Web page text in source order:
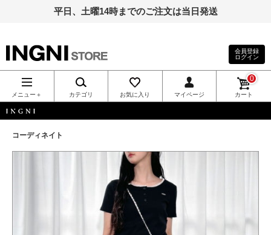
平日、土曜14時までのご注文は当日発送
INGNI（イン
グ）公式通
販｜INGNI
STORE
会員登録
ログイン
メニュー＋ カテゴリ お気に入り マイページ カート
0
コーディネイト